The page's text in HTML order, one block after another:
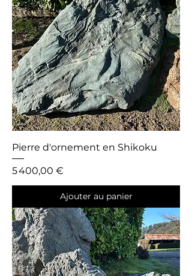
Pierre d'ornement en Shikoku
Prix
5 400,00 €
Ajouter au panier